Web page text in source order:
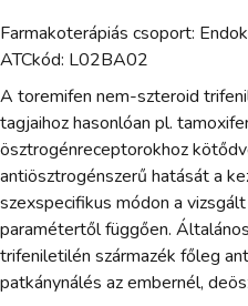
Farmakoterápiás csoport:
ATCkód: L02BA02
A toremifen nem-szteroid
tagjaihoz hasonlóan pl.
ösztrogénreceptorokhoz
antiösztrogénszerű hatását a
szexspecifikus módon a
paramétertől függően.
trifeniletilén származék főleg
patkánynálés az embernél,